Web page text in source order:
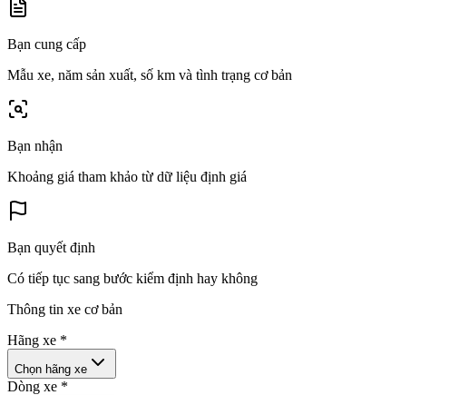
Bạn cung cấp
Mẫu xe, năm sản xuất, số km và tình trạng cơ bản
Bạn nhận
Khoảng giá tham khảo từ dữ liệu định giá
Bạn quyết định
Có tiếp tục sang bước kiểm định hay không
Thông tin xe cơ bản
Hãng xe *
Chọn hãng xe
Dòng xe *